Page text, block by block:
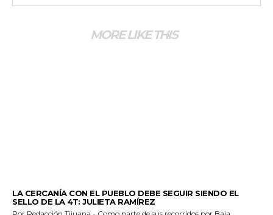
MORE LIKE THIS
LA CERCANÍA CON EL PUEBLO DEBE SEGUIR SIENDO EL
SELLO DE LA 4T: JULIETA RAMÍREZ